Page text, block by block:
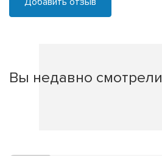
Вы недавно смотрели